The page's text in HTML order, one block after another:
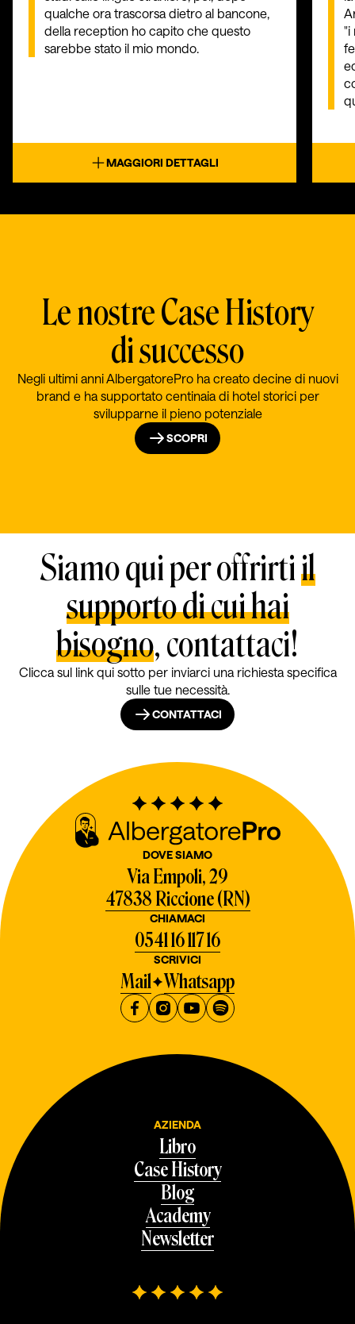
qualche ora trascorsa dietro al bancone,
della reception ho capito che questo
sarebbe stato il mio mondo.
MAGGIORI DETTAGLI
"i
Le nostre Case History
di successo
Negli ultimi anni AlbergatorePro ha creato decine di nuovi
brand e ha supportato centinaia di hotel storici per
svilupparne il pieno potenziale
SCOPRI
Siamo qui per offrirtiil
supporto di cui hai
bisogno, contattaci!
Clicca sul link qui sotto per inviarci una richiesta specifica
sulle tue necessità.
CONTATTACI
DOVE SIAMO
Via Empoli, 29
47838 Riccione (RN)
CHIAMACI
0541 16 117 16
SCRIVICI
Mail Whatsapp
AZIENDA
Libro
Case History
Blog
Academy
Newsletter